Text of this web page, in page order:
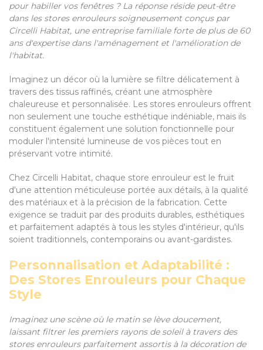
pour habiller vos fenêtres ? La réponse réside peut-être
dans les stores enrouleurs soigneusement conçus par
Circelli Habitat, une entreprise familiale forte de plus de 60
ans d'expertise dans l'aménagement et l'amélioration de
l'habitat.
Imaginez un décor où la lumière se filtre délicatement à
travers des tissus raffinés, créant une atmosphère
chaleureuse et personnalisée. Les stores enrouleurs offrent
non seulement une touche esthétique indéniable, mais ils
constituent également une solution fonctionnelle pour
moduler l'intensité lumineuse de vos pièces tout en
préservant votre intimité.
Chez Circelli Habitat, chaque store enrouleur est le fruit
d'une attention méticuleuse portée aux détails, à la qualité
des matériaux et à la précision de la fabrication. Cette
exigence se traduit par des produits durables, esthétiques
et parfaitement adaptés à tous les styles d'intérieur, qu'ils
soient traditionnels, contemporains ou avant-gardistes.
Personnalisation et Adaptabilité :
Des Stores Enrouleurs pour Chaque
Style
Imaginez une scène où le matin se lève doucement,
laissant filtrer les premiers rayons de soleil à travers des
stores enrouleurs parfaitement assortis à la décoration de